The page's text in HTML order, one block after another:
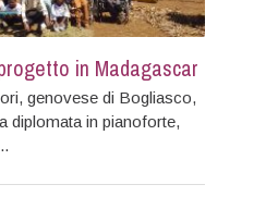
in Madagascar
genovese di Bogliasco,
diplomata in pianoforte,